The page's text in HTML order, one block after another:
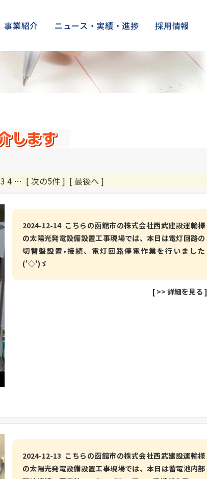
事業紹介 ニュース・実績・進捗 採用情報
3 4 … [ 次の5件 ] [ 最後へ ]
2024-12-14 こちらの函館市の株式会社西武建設運輸様
の太陽光発電設備設置工事現場では、本日は電灯回路の
切替盤設置•接続、電灯回路停電作業を行いました
('◇')ゞ
[ >> 詳細を見る ]
2024-12-13 こちらの函館市の株式会社西武建設運輸様
の太陽光発電設備設置工事現場では、本日は蓄電池内部